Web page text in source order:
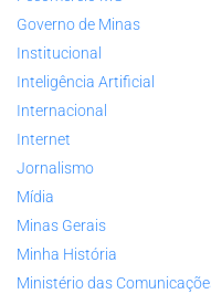
Governo de Minas
Institucional
Inteligência Artificial
Internacional
Internet
Jornalismo
Mídia
Minas Gerais
Minha História
Ministério das